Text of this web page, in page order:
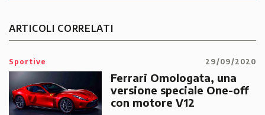
ARTICOLI CORRELATI
Sportive 29/09/2020
Ferrari Omologata, una
versione speciale One-off
con motore V12